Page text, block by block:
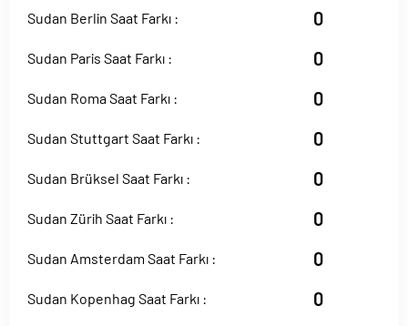
Sudan Berlin Saat Farkı : 0
Sudan Paris Saat Farkı : 0
Sudan Roma Saat Farkı : 0
Sudan Stuttgart Saat Farkı : 0
Sudan Brüksel Saat Farkı : 0
Sudan Zürih Saat Farkı : 0
Sudan Amsterdam Saat Farkı : 0
Sudan Kopenhag Saat Farkı : 0